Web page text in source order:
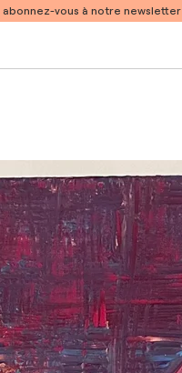
abonnez-vous à notre